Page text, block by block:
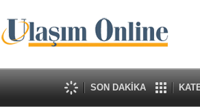
SON DAKİKA